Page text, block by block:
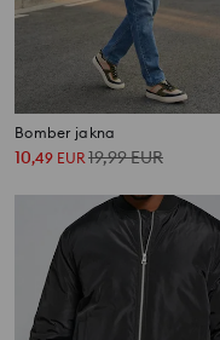
Bomber jakna
10,49 EUR19,99EUR